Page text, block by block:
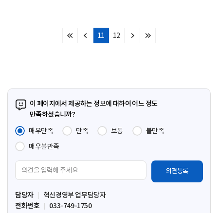
처
이
11 12
다
마
이 페이지에서 제공하는 정보에 대하여 어느 정도
만족하셨습니까?
매우만족
만족 보통
불만족
매우불만족
견
입
력
담당자
혁신경영부 업무담당자
전화번호
033-749-1750